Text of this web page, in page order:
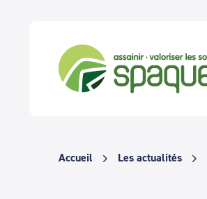
Accueil Les actualités